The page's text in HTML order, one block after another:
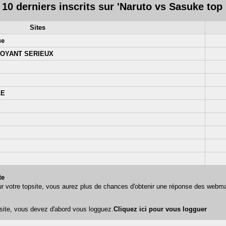
derniers inscrits sur 'Naruto vs Sasuke top
Sites
SERIEUX
votre topsite, vous aurez plus de chances d'obtenir une réponse des
vous devez d'abord vous logguez. Cliquez ici pour vous logguer